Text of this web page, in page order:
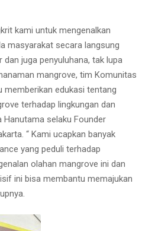
kami untuk mengenalkan
masyarakat secara langsung
juga penyuluhana, tak lupa
mangrove, tim Komunitas
memberikan edukasi tentang
terhadap lingkungan dan
Hanutama selaku Founder
“ Kami ucapkan banyak
yang peduli terhadap
olahan mangrove ini dan
ini bisa membantu memajukan